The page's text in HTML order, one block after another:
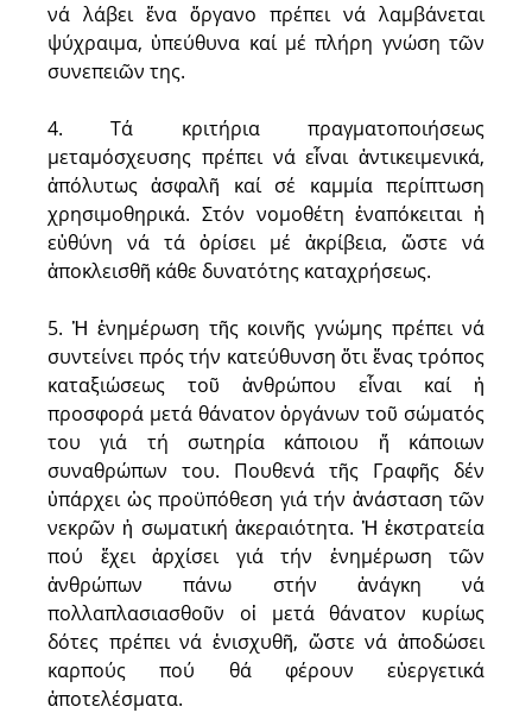
νά λάβει ἕνα ὄργανο πρέπει νά λαμβάνεται
ψύχραιμα, ὑπεύθυνα καί μέ πλήρη γνώση τῶν
συνεπειῶν της.
4. Τά κριτήρια πραγματοποιήσεως
μεταμόσχευσης πρέπει νά εἶναι ἀντικειμενικά,
ἀπόλυτως ἀσφαλῆ καί σέ καμμία περίπτωση
χρησιμοθηρικά. Στόν νομοθέτη ἐναπόκειται ἡ
εὐθύνη νά τά ὁρίσει μέ ἀκρίβεια, ὥστε νά
ἀποκλεισθῆ κάθε δυνατότης καταχρήσεως.
5. Ἡ ἐνημέρωση τῆς κοινῆς γνώμης πρέπει νά
συντείνει πρός τήν κατεύθυνση ὅτι ἕνας τρόπος
καταξιώσεως τοῦ ἀνθρώπου εἶναι καί ἡ
προσφορά μετά θάνατον ὀργάνων τοῦ σώματός
του γιά τή σωτηρία κάποιου ἤ κάποιων
συναθρώπων του. Πουθενά τῆς Γραφῆς δέν
ὑπάρχει ὡς προϋπόθεση γιά τήν ἀνάσταση τῶν
νεκρῶν ἡ σωματική ἀκεραιότητα. Ἡ ἐκστρατεία
πού ἔχει ἀρχίσει γιά τήν ἐνημέρωση τῶν
ἀνθρώπων πάνω στήν ἀνάγκη νά
πολλαπλασιασθοῦν οἱ μετά θάνατον κυρίως
δότες πρέπει νά ἐνισχυθῆ, ὥστε νά ἀποδώσει
καρπούς πού θά φέρουν εὐεργετικά
ἀποτελέσματα.